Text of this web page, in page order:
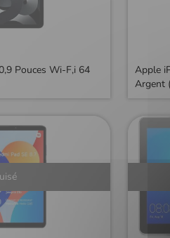
Pouces Wi‑F,i 64
Apple
Argent